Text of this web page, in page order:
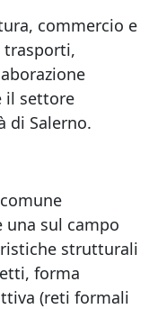
commercio e
trasporti,
il settore
di Salerno.
sul campo
strutturali
forma
(reti formali